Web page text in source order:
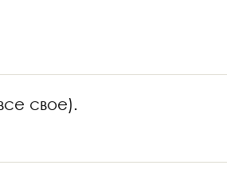
свое).